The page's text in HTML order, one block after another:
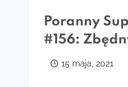
Poranny
#156:
15 maja, 2021